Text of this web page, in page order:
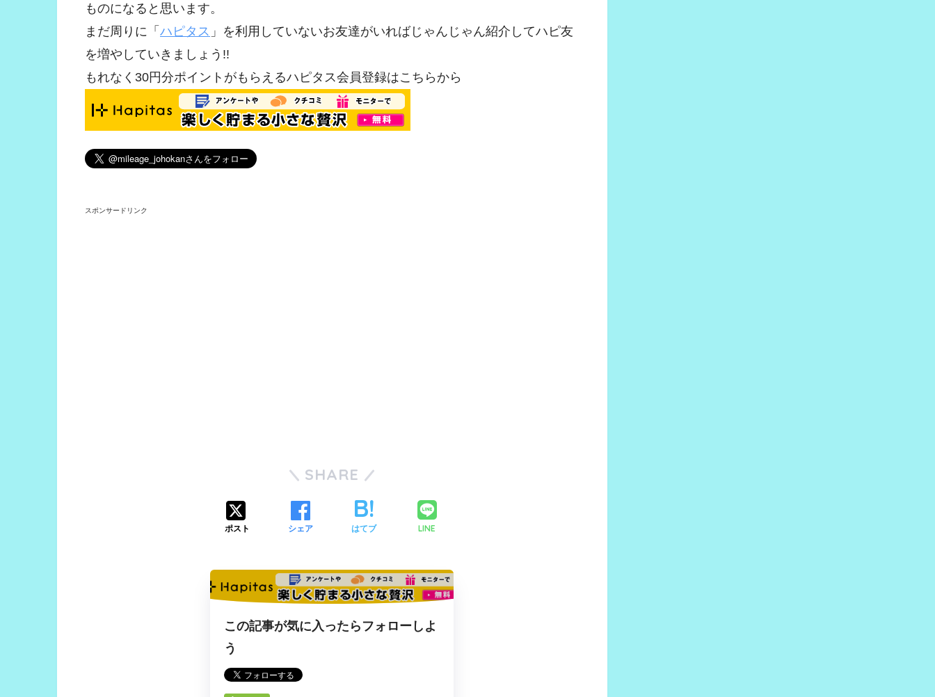
ものになると思います。
まだ周りに「 ハピタス 」を利用していないお友達がいればじゃんじゃん紹介してハピ友
を増やしていきましょう!!
もれなく30円分ポイントがもらえるハピタス会員登録はこちらから
スポンサードリンク
SHARE
ポスト シェア はてブ LINE
この記事が気に入ったらフォローしよ
う